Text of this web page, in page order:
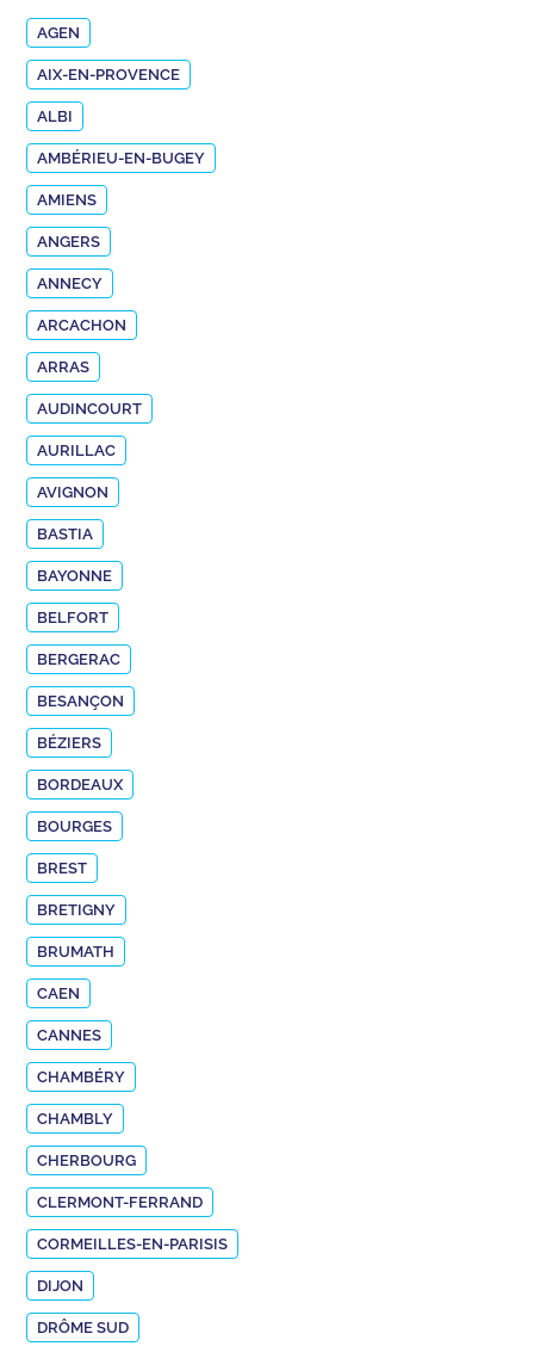
AGEN
AIX-EN-PROVENCE
ALBI
AMBÉRIEU-EN-BUGEY
AMIENS
ANGERS
ANNECY
ARCACHON
ARRAS
AUDINCOURT
AURILLAC
AVIGNON
BASTIA
BAYONNE
BELFORT
BERGERAC
BESANÇON
BÉZIERS
BORDEAUX
BOURGES
BREST
BRETIGNY
BRUMATH
CAEN
CANNES
CHAMBÉRY
CHAMBLY
CHERBOURG
CLERMONT-FERRAND
CORMEILLES-EN-PARISIS
DIJON
DRÔME SUD